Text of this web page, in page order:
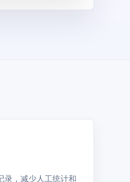
录，减少人工统计和